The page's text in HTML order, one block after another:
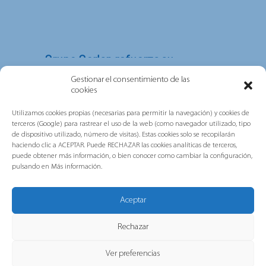
Gestionar el consentimiento de las
cookies
Utilizamos cookies propias (necesarias para permitir la navegación) y cookies de
terceros (Google) para rastrear el uso de la web (como navegador utilizado, tipo
de dispositivo utilizado, número de visitas). Estas cookies solo se recopilarán
haciendo clic a ACEPTAR. Puede RECHAZAR las cookies analíticas de terceros,
puede obtener más información, o bien conocer como cambiar la configuración,
pulsando en Más información.
Aceptar
Rechazar
Ver preferencias
Grupo Gorlan refuerza su
compromiso con las personas, la
sostenibilidad y la excelencia tras
multisede de AENOR
Grupo Gorlan ha obtenido las
certificaciones internacionales ISO 45001,
ISO 14001 e ISO 9001 en...
Puente de Navidad, la campaña de